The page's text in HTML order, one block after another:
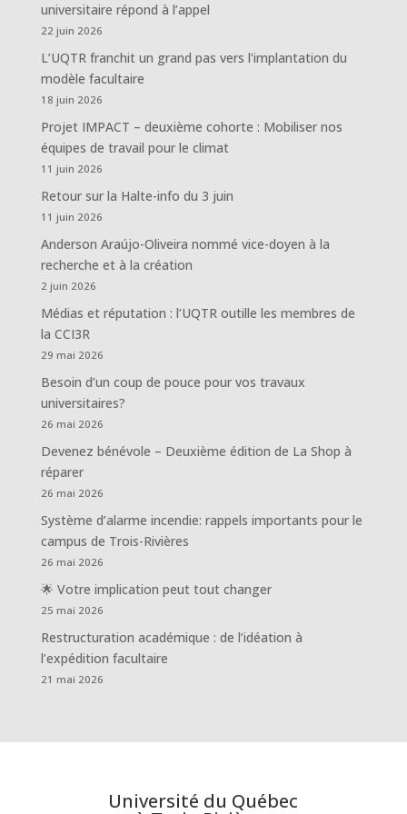
universitaire répond à l’appel
22 juin 2026
L’UQTR franchit un grand pas vers l’implantation du
modèle facultaire
18 juin 2026
Projet IMPACT – deuxième cohorte : Mobiliser nos
équipes de travail pour le climat
11 juin 2026
Retour sur la Halte-info du 3 juin
11 juin 2026
Anderson Araújo-Oliveira nommé vice-doyen à la
recherche et à la création
2 juin 2026
Médias et réputation : l’UQTR outille les membres de
la CCI3R
29 mai 2026
Besoin d’un coup de pouce pour vos travaux
universitaires?
26 mai 2026
Devenez bénévole – Deuxième édition de La Shop à
réparer
26 mai 2026
Système d’alarme incendie: rappels importants pour le
campus de Trois-Rivières
26 mai 2026
🌟 Votre implication peut tout changer
25 mai 2026
Restructuration académique : de l’idéation à
l’expédition facultaire
21 mai 2026
Université du Québec